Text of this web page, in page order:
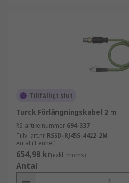
Tillfälligt slut
Turck Förlängningskabel 2 m
RS-artikelnummer 694-337
Tillv. art.nr RSSD-RJ45S-4422-2M
Antal (1 enhet)
654,98 kr(exkl. moms)
Antal